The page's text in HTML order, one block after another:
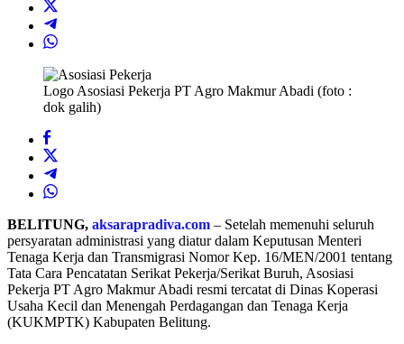
Logo Asosiasi Pekerja PT Agro Makmur Abadi (foto :
dok galih)
BELITUNG, aksarapradiva.com – Setelah memenuhi seluruh
persyaratan administrasi yang diatur dalam Keputusan Menteri
Tenaga Kerja dan Transmigrasi Nomor Kep. 16/MEN/2001 tentang
Tata Cara Pencatatan Serikat Pekerja/Serikat Buruh, Asosiasi
Pekerja PT Agro Makmur Abadi resmi tercatat di Dinas Koperasi
Usaha Kecil dan Menengah Perdagangan dan Tenaga Kerja
(KUKMPTK) Kabupaten Belitung.